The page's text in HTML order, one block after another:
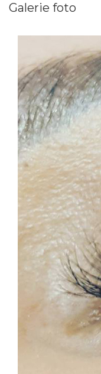
Galerie foto